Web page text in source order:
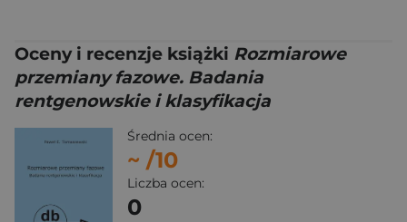
Oceny i recenzje książki Rozmiarowe
przemiany fazowe. Badania
rentgenowskie i klasyfikacja
Średnia ocen:
~ /10
Liczba ocen:
0